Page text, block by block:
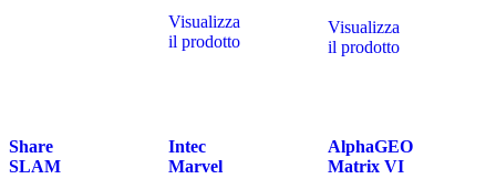
Visualizza
il prodotto
Visualizza
il prodotto
Share
SLAM
Intec
Marvel
AlphaGEO
Matrix VI